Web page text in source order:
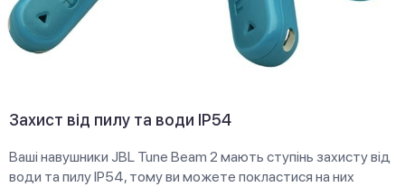
Захист від пилу та води IP54
Ваші навушники JBL Tune Beam 2 мають ступінь захисту від
води та пилу IP54, тому ви можете покластися на них